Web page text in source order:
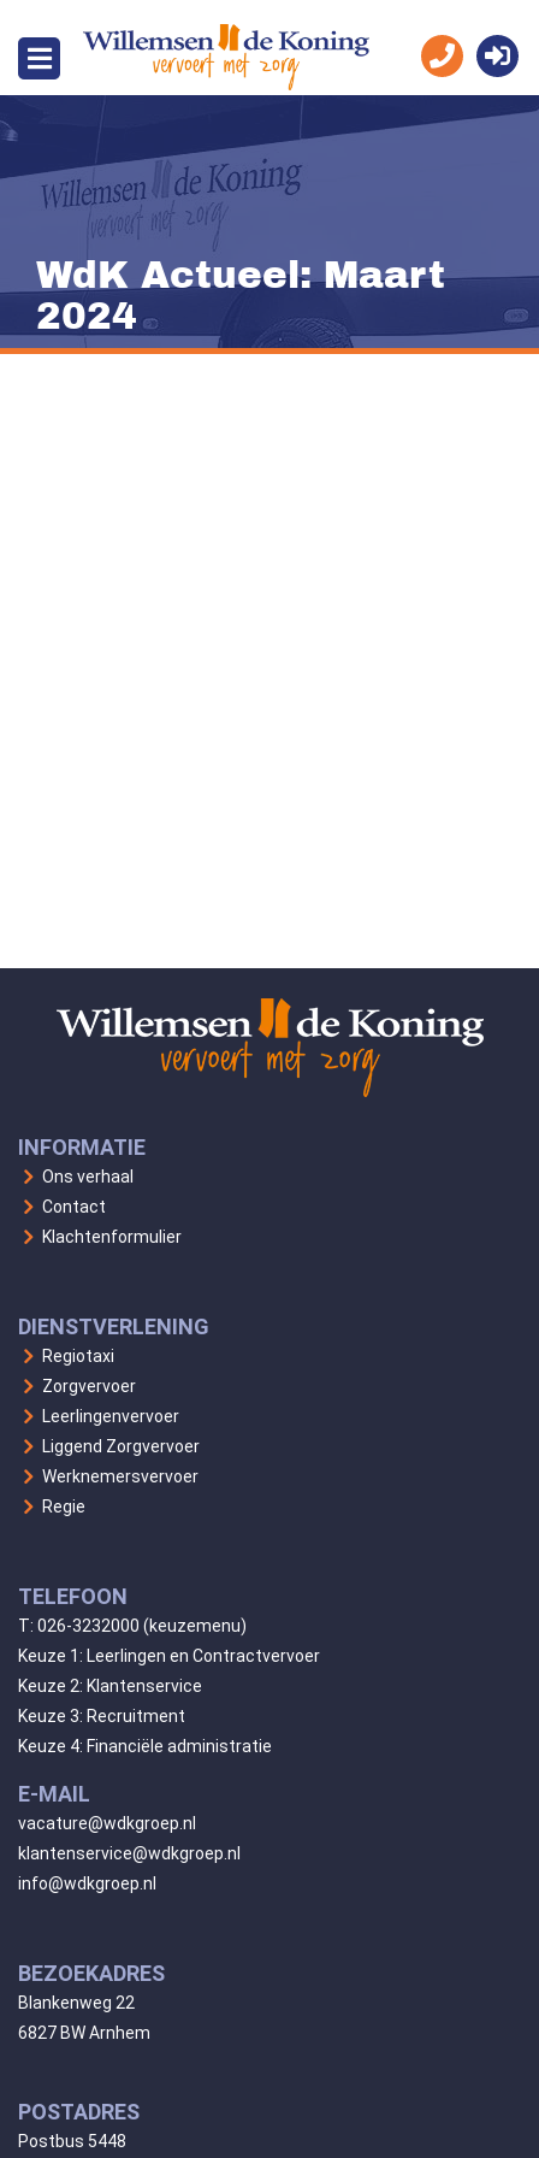
WdK Actueel: Maart
2024
INFORMATIE
Ons verhaal
Contact
Klachtenformulier
DIENSTVERLENING
Regiotaxi
Zorgvervoer
Leerlingenvervoer
Liggend Zorgvervoer
Werknemersvervoer
Regie
TELEFOON
T: 026-3232000 (keuzemenu)
Keuze 1: Leerlingen en Contractvervoer
Keuze 2: Klantenservice
Keuze 3: Recruitment
Keuze 4: Financiële administratie
E-MAIL
vacature@wdkgroep.nl
klantenservice@wdkgroep.nl
info@wdkgroep.nl
BEZOEKADRES
Blankenweg 22
6827 BW Arnhem
POSTADRES
Postbus 5448